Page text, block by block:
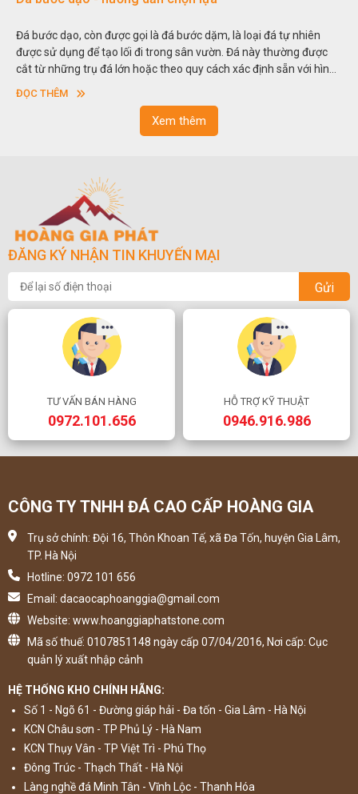
Đá bước dạo, còn được gọi là đá bước dặm, là loại đá tự nhiên
được sử dụng để tạo lối đi trong sân vườn. Đá này thường được
cắt từ những trụ đá lớn hoặc theo quy cách xác định sẵn với hình
vuông hoặc hình chữ nhật và có độ dày khác nhau.
ĐỌC THÊM
Xem thêm
ĐĂNG KÝ NHẬN TIN KHUYẾN MẠI
Gửi
TƯ VẤN BÁN HÀNG
0972.101.656
HỖ TRỢ KỸ THUẬT
0946.916.986
CÔNG TY TNHH ĐÁ CAO CẤP HOÀNG GIA
Trụ sở chính: Đội 16, Thôn Khoan Tế, xã Đa Tốn, huyện Gia Lâm,
TP. Hà Nội
Hotline: 0972 101 656
Email: dacaocaphoanggia@gmail.com
Website: www.hoanggiaphatstone.com
Mã số thuế: 0107851148 ngày cấp 07/04/2016, Nơi cấp: Cục
quản lý xuất nhập cảnh
HỆ THỐNG KHO CHÍNH HÃNG:
Số 1 - Ngõ 61 - Đường giáp hải - Đa tốn - Gia Lâm - Hà Nội
KCN Châu sơn - TP Phủ Lý - Hà Nam
KCN Thụy Vân - TP Việt Trì - Phú Thọ
Đông Trúc - Thạch Thất - Hà Nội
Làng nghề đá Minh Tân - Vĩnh Lộc - Thanh Hóa